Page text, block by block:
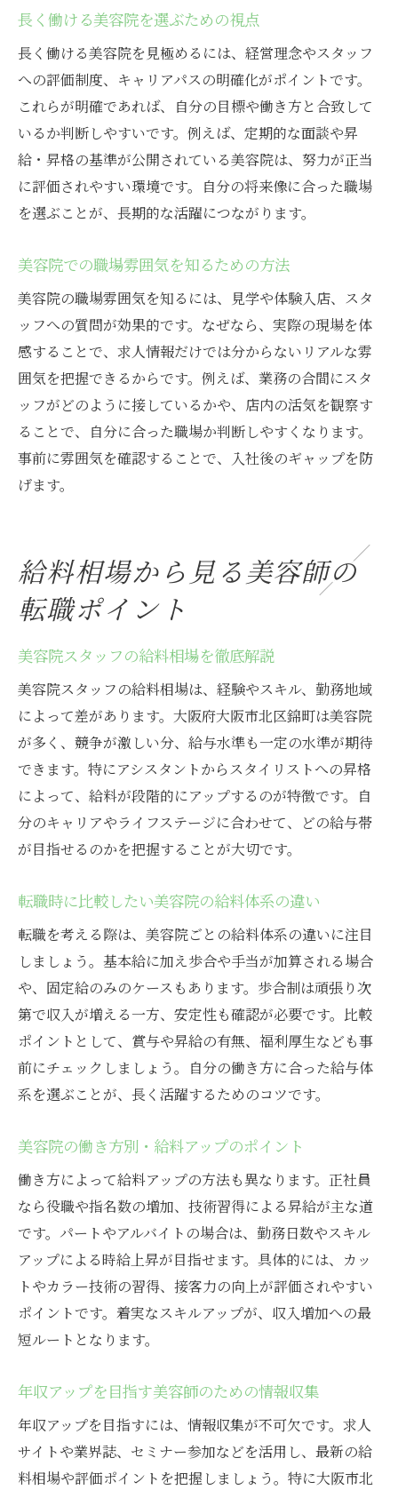
長く働ける美容院を選ぶための視点
長く働ける美容院を見極めるには、経営理念やスタッフ
への評価制度、キャリアパスの明確化がポイントです。
これらが明確であれば、自分の目標や働き方と合致して
いるか判断しやすいです。例えば、定期的な面談や昇
給・昇格の基準が公開されている美容院は、努力が正当
に評価されやすい環境です。自分の将来像に合った職場
を選ぶことが、長期的な活躍につながります。
美容院での職場雰囲気を知るための方法
美容院の職場雰囲気を知るには、見学や体験入店、スタ
ッフへの質問が効果的です。なぜなら、実際の現場を体
感することで、求人情報だけでは分からないリアルな雰
囲気を把握できるからです。例えば、業務の合間にスタ
ッフがどのように接しているかや、店内の活気を観察す
ることで、自分に合った職場か判断しやすくなります。
事前に雰囲気を確認することで、入社後のギャップを防
げます。
給料相場から見る美容師の
転職ポイント
美容院スタッフの給料相場を徹底解説
美容院スタッフの給料相場は、経験やスキル、勤務地域
によって差があります。大阪府大阪市北区錦町は美容院
が多く、競争が激しい分、給与水準も一定の水準が期待
できます。特にアシスタントからスタイリストへの昇格
によって、給料が段階的にアップするのが特徴です。自
分のキャリアやライフステージに合わせて、どの給与帯
が目指せるのかを把握することが大切です。
転職時に比較したい美容院の給料体系の違い
転職を考える際は、美容院ごとの給料体系の違いに注目
しましょう。基本給に加え歩合や手当が加算される場合
や、固定給のみのケースもあります。歩合制は頑張り次
第で収入が増える一方、安定性も確認が必要です。比較
ポイントとして、賞与や昇給の有無、福利厚生なども事
前にチェックしましょう。自分の働き方に合った給与体
系を選ぶことが、長く活躍するためのコツです。
美容院の働き方別・給料アップのポイント
働き方によって給料アップの方法も異なります。正社員
なら役職や指名数の増加、技術習得による昇給が主な道
です。パートやアルバイトの場合は、勤務日数やスキル
アップによる時給上昇が目指せます。具体的には、カッ
トやカラー技術の習得、接客力の向上が評価されやすい
ポイントです。着実なスキルアップが、収入増加への最
短ルートとなります。
年収アップを目指す美容師のための情報収集
年収アップを目指すには、情報収集が不可欠です。求人
サイトや業界誌、セミナー参加などを活用し、最新の給
料相場や評価ポイントを把握しましょう。特に大阪市北